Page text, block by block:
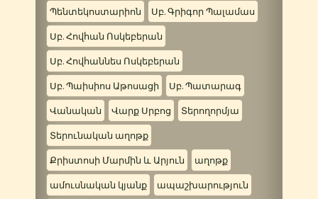
Պենտեկոստարիոն Սբ. Գրիգոր Պալամաս
Սբ. Հովհան Ոսկեբերան
Սբ. Հովհաննես Ոսկեբերան
Սբ. Պաիսիոս Աթոսացի Սբ. Պատարագ
Վանական Վարք Սրբոց Տերողորմյա
Տերունական աղոթք
Քրիստոսի Մարմին և Արյուն աղոթք
ամուսնական կյանք ապաշխարություն